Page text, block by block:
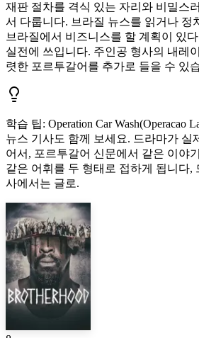
재판 절차를 격식 있는 자리와 비밀스
서 다룹니다. 브라질 뉴스를 읽거나 정
브라질에서 비즈니스를 할 계획이 있
실전에 쓰입니다. 주인공 형사의 내레
렷한 포르투갈어를 추가로 들을 수 있
학습 팁: Operation Car Wash(Operacao
뉴스 기사도 함께 보세요. 드라마가 실
어서, 포르투갈어 신문에서 같은 이야
같은 어휘를 두 형태로 접하게 됩니다,
사에서는 글로.